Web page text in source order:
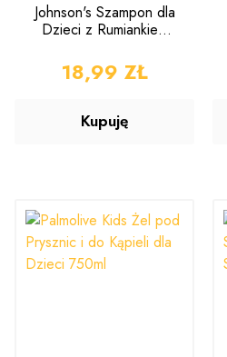
Johnson's Szampon dla
Dzieci z Rumiankiem
CENA
18,99 ZŁ
Kupuję